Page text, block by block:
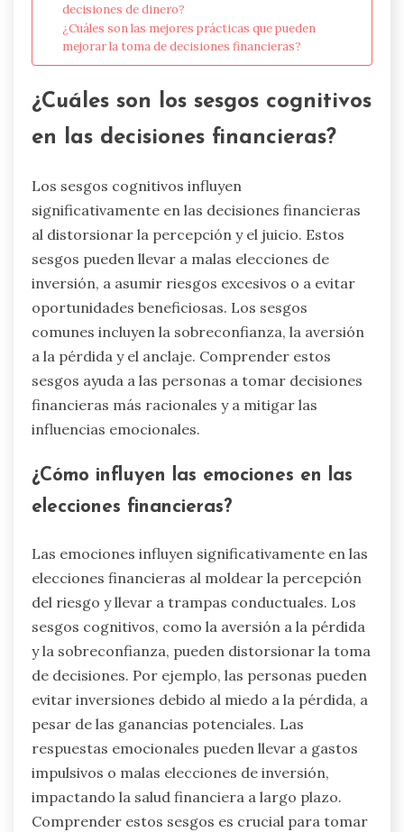
decisiones de dinero?
¿Cuáles son las mejores prácticas que pueden
mejorar la toma de decisiones financieras?
¿Cuáles son los sesgos cognitivos
en las decisiones financieras?
Los sesgos cognitivos influyen
significativamente en las decisiones financieras
al distorsionar la percepción y el juicio. Estos
sesgos pueden llevar a malas elecciones de
inversión, a asumir riesgos excesivos o a evitar
oportunidades beneficiosas. Los sesgos
comunes incluyen la sobreconfianza, la aversión
a la pérdida y el anclaje. Comprender estos
sesgos ayuda a las personas a tomar decisiones
financieras más racionales y a mitigar las
influencias emocionales.
¿Cómo influyen las emociones en las
elecciones financieras?
Las emociones influyen significativamente en las
elecciones financieras al moldear la percepción
del riesgo y llevar a trampas conductuales. Los
sesgos cognitivos, como la aversión a la pérdida
y la sobreconfianza, pueden distorsionar la toma
de decisiones. Por ejemplo, las personas pueden
evitar inversiones debido al miedo a la pérdida, a
pesar de las ganancias potenciales. Las
respuestas emocionales pueden llevar a gastos
impulsivos o malas elecciones de inversión,
impactando la salud financiera a largo plazo.
Comprender estos sesgos es crucial para tomar